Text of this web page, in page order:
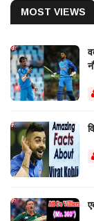
MOST VIEWS